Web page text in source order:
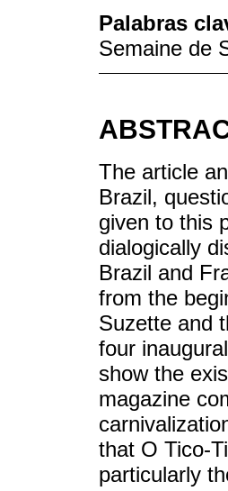
Palabras
Semaine de
The article
Brazil,
given to this
dialogically
Brazil and
from the
Suzette and
four
show the
magazine
that O Tico-
particularly